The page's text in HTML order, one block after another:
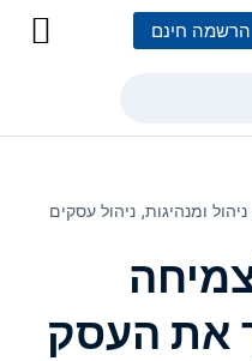
הרשמה חינם
ניהול ומנהיגות⸲ ניהול עסקים
את העסק